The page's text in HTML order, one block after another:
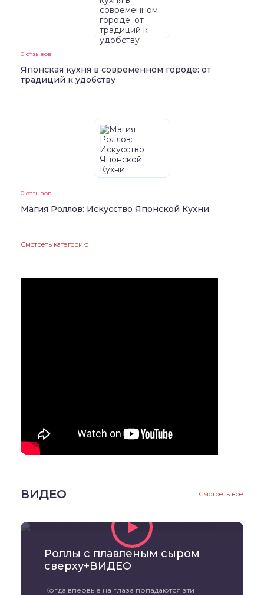
0 отзывов
Японская кухня в современном городе: от
традиций к удобству
0 отзывов
Магия Роллов: Искусство Японской Кухни
Смотреть категорию
ВИДЕО Смотреть все
Роллы с плавленым сыром
сверху+ВИДЕО
Когда впервые на глаза попадаются эти